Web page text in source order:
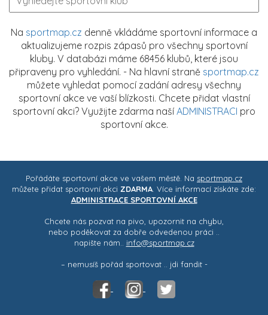
Na sportmap.cz denně vkládáme sportovní informace a
aktualizujeme rozpis zápasů pro všechny sportovní
kluby. V databázi máme 68456 klubů, které jsou
připraveny pro vyhledání. - Na hlavní straně sportmap.cz
můžete vyhledat pomocí zadání adresy všechny
sportovní akce ve vaší blízkosti. Chcete přidat vlastní
sportovní akci? Využijte zdarma naší ADMINISTRACI pro
sportovní akce.
Pořádáte sportovní akce ve vašem městě. Na sportmap.cz
můžete přidat sportovní akci ZDARMA . Více informací získáte zde:
ADMINISTRACE SPORTOVNÍ AKCE
Chcete nás pozvat na pivo, upozornit na chybu,
nebo poděkovat za dobře odvedenou práci ..
napište nám.. info@sportmap.cz
– nemusíš pořád sportovat .. jdi fandit -